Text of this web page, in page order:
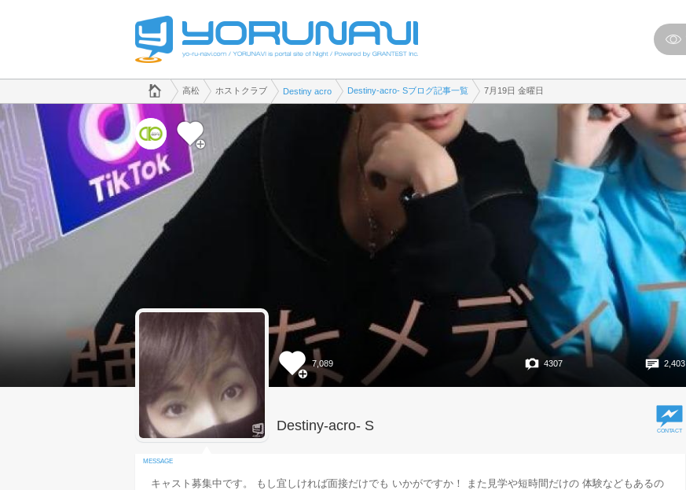
でホストクラブのことなら、ホストクラブ Destiny acro([kana])
香川県版
高松 ホストクラブ Destiny acro Destiny-acro- Sブログ記事一覧 7月19日 金曜日
7,089 4307 2,403
Destiny-acro- S
キャスト募集中です。 もし宜しければ面接だけでも いかがですか！ また見学や短時間だけの 体験などもあるの